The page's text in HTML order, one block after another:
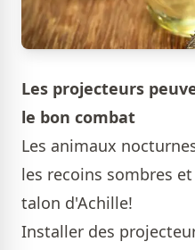
Les projecteurs
le bon combat
Les animaux
les recoins sombres
talon d'Achille!
Installer des